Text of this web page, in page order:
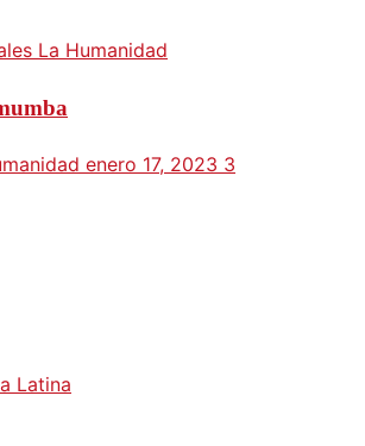
La Humanidad
enero 17, 2023 3
Latina